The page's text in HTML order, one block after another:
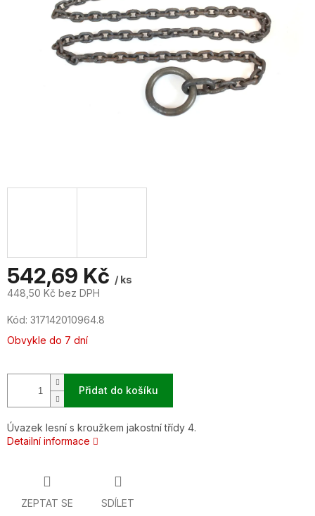
hvězdiček.
542,69 Kč / ks
448,50 Kč bez DPH
cena:
Kód: 317142010964.8
Obvykle do 7 dní
Přidat do košíku
Úvazek lesní s kroužkem jakostní třídy 4.
Detailní informace
ZEPTAT SE SDÍLET